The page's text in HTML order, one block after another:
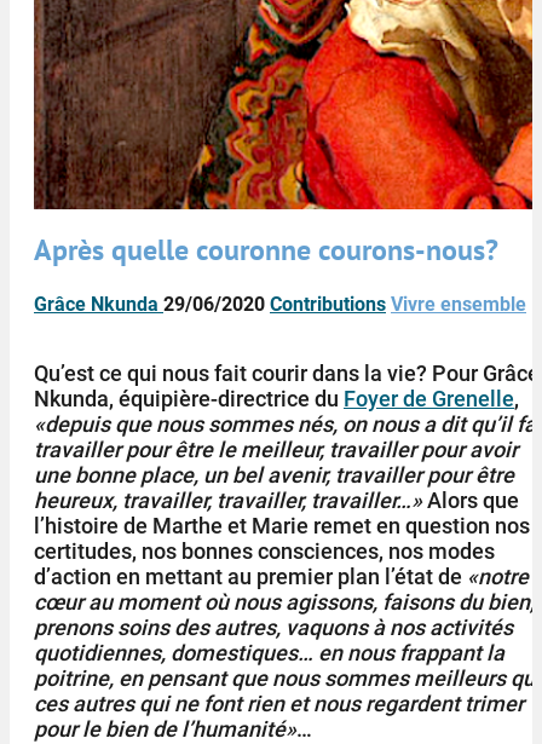
Après quelle couronne courons-nous?
Grâce Nkunda 29/06/2020 Contributions Vivre ensemble
Qu’est ce qui nous fait courir dans la vie? Pour Grâce
Nkunda, équipière-directrice du Foyer de Grenelle,
«depuis que nous sommes nés, on nous a dit qu’il
travailler pour être le meilleur, travailler pour avoir
une bonne place, un bel avenir, travailler pour être
heureux, travailler, travailler, travailler…»Alors que
l’histoire de Marthe et Marie remet en question nos
certitudes, nos bonnes consciences, nos modes
d’action en mettant au premier plan l’état de «notre
cœur au moment où nous agissons, faisons du bien,
prenons soins des autres, vaquons à nos activités
quotidiennes, domestiques… en nous frappant la
poitrine, en pensant que nous sommes meilleurs
ces autres qui ne font rien et nous regardent trimer
pour le bien de l’humanité»…